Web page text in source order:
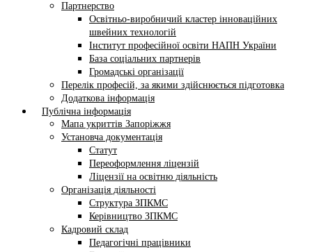
Партнерство
Освітньо-виробничий кластер інноваційних
швейних технологій
Інститут професійної освіти НАПН України
База соціальних партнерів
Громадські організації
Перелік професій, за якими здійснюється підготовка
Додаткова інформація
Публічна інформація
Мапа укриттів Запоріжжя
Установча документація
Статут
Переоформлення ліцензій
Ліцензії на освітню діяльність
Організація діяльності
Структура ЗПКМС
Керівництво ЗПКМС
Кадровий склад
Педагогічні працівники